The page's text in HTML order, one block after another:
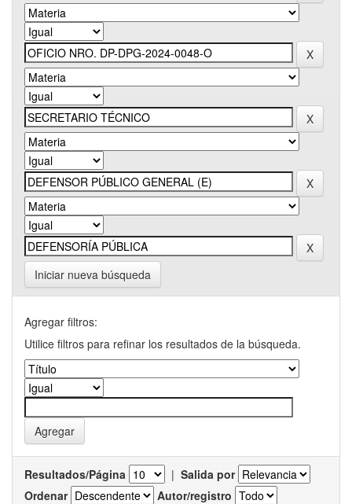
Iniciar nueva búsqueda
Agregar filtros:
Utilice filtros para refinar los resultados de la búsqueda.
Resultados/Página | Salida por
Ordenar
Autor/registro